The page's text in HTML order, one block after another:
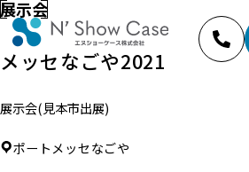
展示会
メッセなごや2021
展示会(見本市出展)
ポートメッセなごや